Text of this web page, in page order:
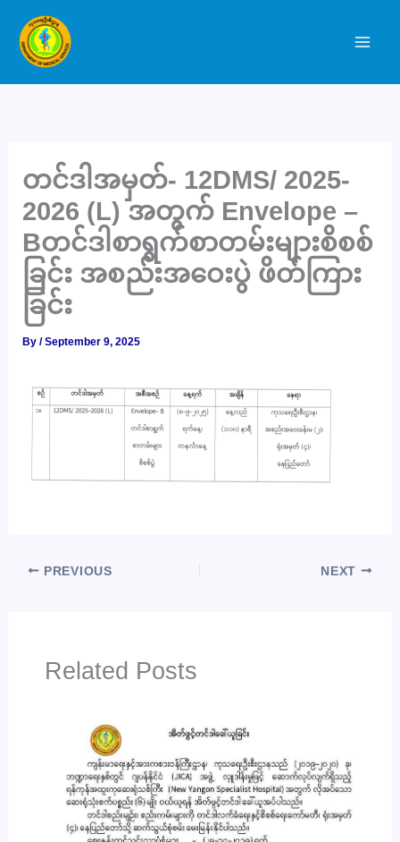
content
တင်ဒါအမှတ်- 12DMS/ 2025-
2026 (L) အတွက် Envelope –
Bတင်ဒါစာရွက်စာတမ်းများစိစစ်
ခြင်း အစည်းအဝေးပွဲ ဖိတ်ကြား
ခြင်း
By/September 9, 2025
PREVIOUS NEXT
Related Posts